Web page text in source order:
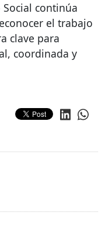
Social continúa
el trabajo
clave para
coordinada y